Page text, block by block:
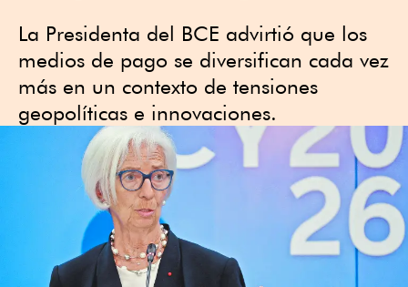
La Presidenta del BCE advirtió que los
medios de pago se diversifican cada vez
más en un contexto de tensiones
geopolíticas e innovaciones.